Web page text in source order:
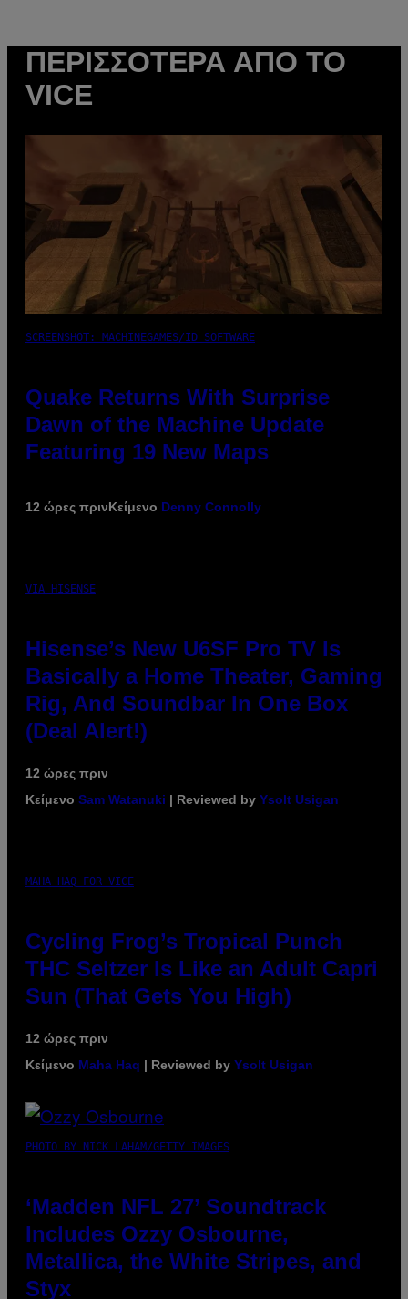
ΠΕΡΙΣΣΌΤΕΡΑ ΑΠΌ ΤΟ
VICE
SCREENSHOT: MACHINEGAMES/ID SOFTWARE
Quake Returns With Surprise
Dawn of the Machine Update
Featuring 19 New Maps
12 ώρες πρινΚείμενο Denny Connolly
VIA HISENSE
Hisense’s New U6SF Pro TV Is
Basically a Home Theater, Gaming
Rig, And Soundbar In One Box
(Deal Alert!)
12 ώρες πριν
Κείμενο Sam Watanuki | Reviewed by Ysolt Usigan
MAHA HAQ FOR VICE
Cycling Frog’s Tropical Punch
THC Seltzer Is Like an Adult Capri
Sun (That Gets You High)
12 ώρες πριν
Κείμενο Maha Haq | Reviewed by Ysolt Usigan
PHOTO BY NICK LAHAM/GETTY IMAGES
‘Madden NFL 27’ Soundtrack
Includes Ozzy Osbourne,
Metallica, the White Stripes, and
Styx